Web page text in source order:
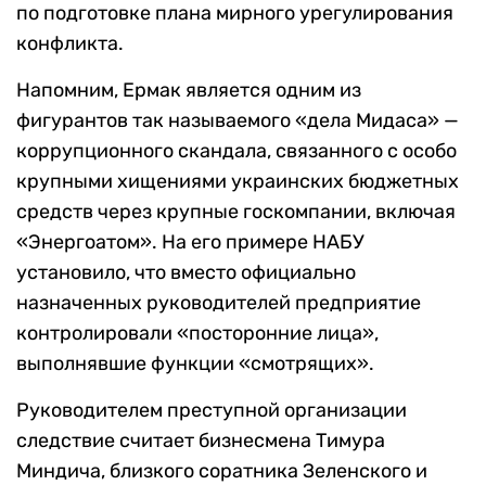
по подготовке плана мирного урегулирования
конфликта.
Напомним, Ермак является одним из
фигурантов так называемого «дела Мидаса» —
коррупционного скандала, связанного с особо
крупными хищениями украинских бюджетных
средств через крупные госкомпании, включая
«Энергоатом». На его примере НАБУ
установило, что вместо официально
назначенных руководителей предприятие
контролировали «посторонние лица»,
выполнявшие функции «смотрящих».
Руководителем преступной организации
следствие считает бизнесмена Тимура
Миндича, близкого соратника Зеленского и